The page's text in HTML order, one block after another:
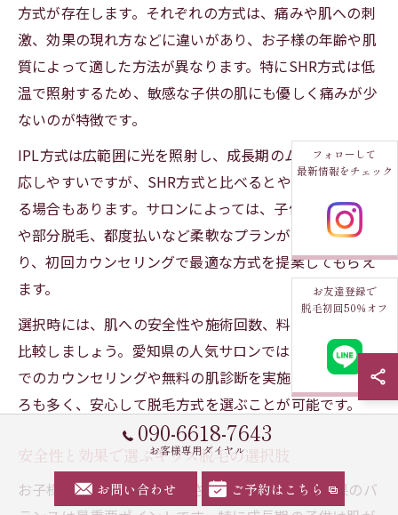
方式が存在します。それぞれの方式は、痛みや肌への刺
激、効果の現れ方などに違いがあり、お子様の年齢や肌
質によって適した方法が異なります。特にSHR方式は低
温で照射するため、敏感な子供の肌にも優しく痛みが少
ないのが特徴です。
IPL方式は広範囲に光を照射し、成長期のムダ毛にも対
応しやすいですが、SHR方式と比べるとやや痛みを感じ
る場合もあります。サロンによっては、子供専用コース
や部分脱毛、都度払いなど柔軟なプランが用意されてお
り、初回カウンセリングで最適な方式を提案してもらえ
ます。
選択時には、肌への安全性や施術回数、料金面の違いも
比較しましょう。愛知県の人気サロンでは、保護者同伴
でのカウンセリングや無料の肌診断を実施しているとこ
ろも多く、安心して脱毛方式を選ぶことが可能です。
安全性と効果で選ぶキッズ脱毛の選択肢
お子様にキッズ脱毛を受けさせる際、安全性と効果のバ
フォローして
最新情報をチェック
お友達登録で
脱毛初回50％オフ
090-6618-7643
お客様専用ダイヤル
お問い合わせ ご予約はこちら